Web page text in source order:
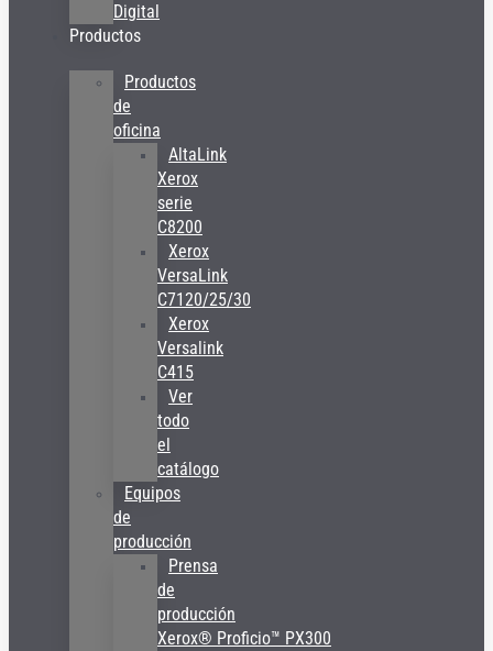
Digital
Productos
Productos
de
oficina
AltaLink
Xerox
serie
C8200
Xerox
VersaLink
C7120/25/30
Xerox
Versalink
C415
Ver
todo
el
catálogo
Equipos
de
producción
Prensa
de
producción
Xerox® Proficio™ PX300